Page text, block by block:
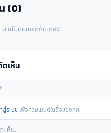
(0)
าเป็นคนแรกกันเถอะ!
เห็น
สู่ระบบ เพื่อคอมเมนต์ในชื่อของคุณ